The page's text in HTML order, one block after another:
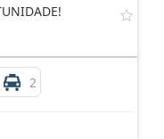
2